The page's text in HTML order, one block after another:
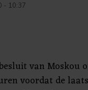
- 10:37
van Moskou
voordat de